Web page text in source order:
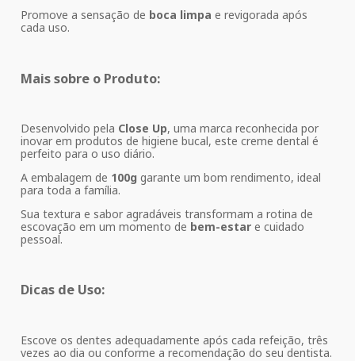
Promove a sensação de boca limpa e revigorada após
cada uso.
Mais sobre o Produto:
Desenvolvido pela Close Up, uma marca reconhecida por
inovar em produtos de higiene bucal, este creme dental é
perfeito para o uso diário.
A embalagem de 100g garante um bom rendimento, ideal
para toda a família.
Sua textura e sabor agradáveis transformam a rotina de
escovação em um momento de bem-estar e cuidado
pessoal.
Dicas de Uso:
Escove os dentes adequadamente após cada refeição, três
vezes ao dia ou conforme a recomendação do seu dentista.